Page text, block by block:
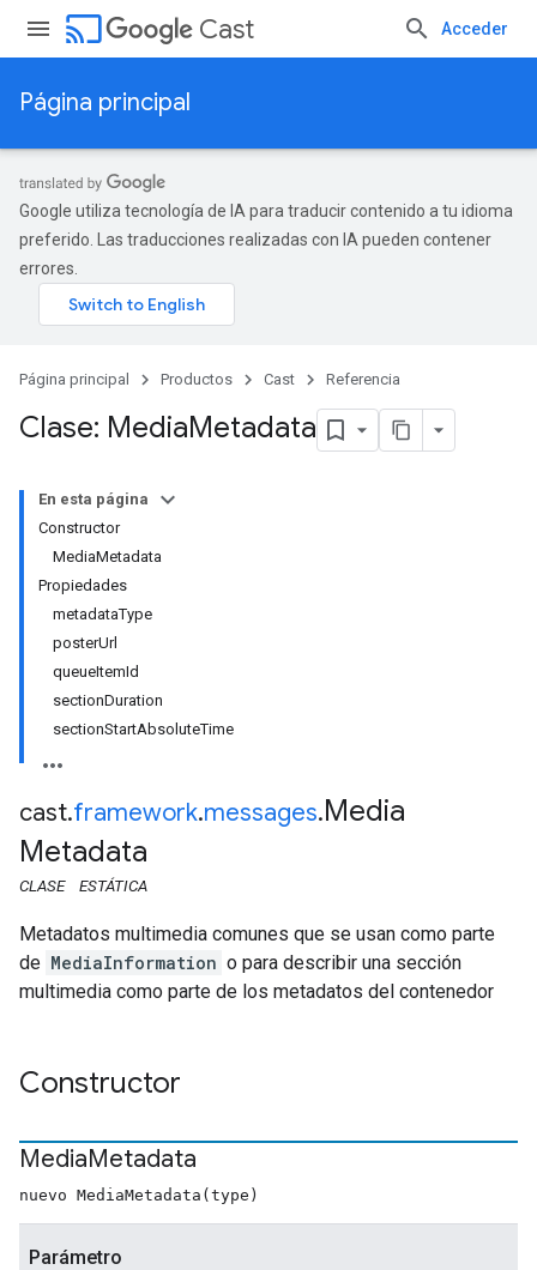
cast Cast Acceder
Página principal
Google utiliza tecnología de IA para traducir contenido a tu idioma
preferido. Las traducciones realizadas con IA pueden contener
errores.
Página principal Productos Cast Referencia
Clase: MediaMetadata
En esta página
Constructor
MediaMetadata
Propiedades
metadataType
posterUrl
queueItemId
sectionDuration
sectionStartAbsoluteTime
cast.framework.messages.Media
Metadata
CLASE ESTÁTICA
Metadatos multimedia comunes que se usan como parte
de MediaInformation o para describir una sección
multimedia como parte de los metadatos del contenedor
Constructor
MediaMetadata
nuevo MediaMetadata(type)
Parámetro